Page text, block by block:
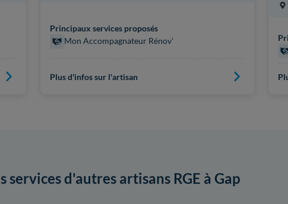
Principaux services proposés
Mon Accompagnateur Rénov'
Plus d'infos sur l'artisan
services d'autres artisans RGE à Gap